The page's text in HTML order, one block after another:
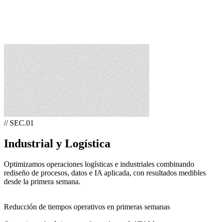
// SEC.01
Industrial y Logística
Optimizamos operaciones logísticas e industriales combinando
rediseño de procesos, datos e IA aplicada, con resultados medibles
desde la primera semana.
Reducción de tiempos operativos en primeras semanas